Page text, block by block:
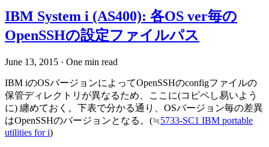
IBM System i (AS400): 各OS ver毎の
OpenSSHの設定ファイルパス
June 13, 2015 · One min read
IBM iのOSバージョンによってOpenSSHのconfigファイルの
保管ディレクトリが異なるため、ここに(コピペし易いよう
に) 纏めておく。下表で分かる通り、OSバージョン毎の差異
はOpenSSHのバージョンとなる。(≒5733-SC1 IBM portable
utilities for i)